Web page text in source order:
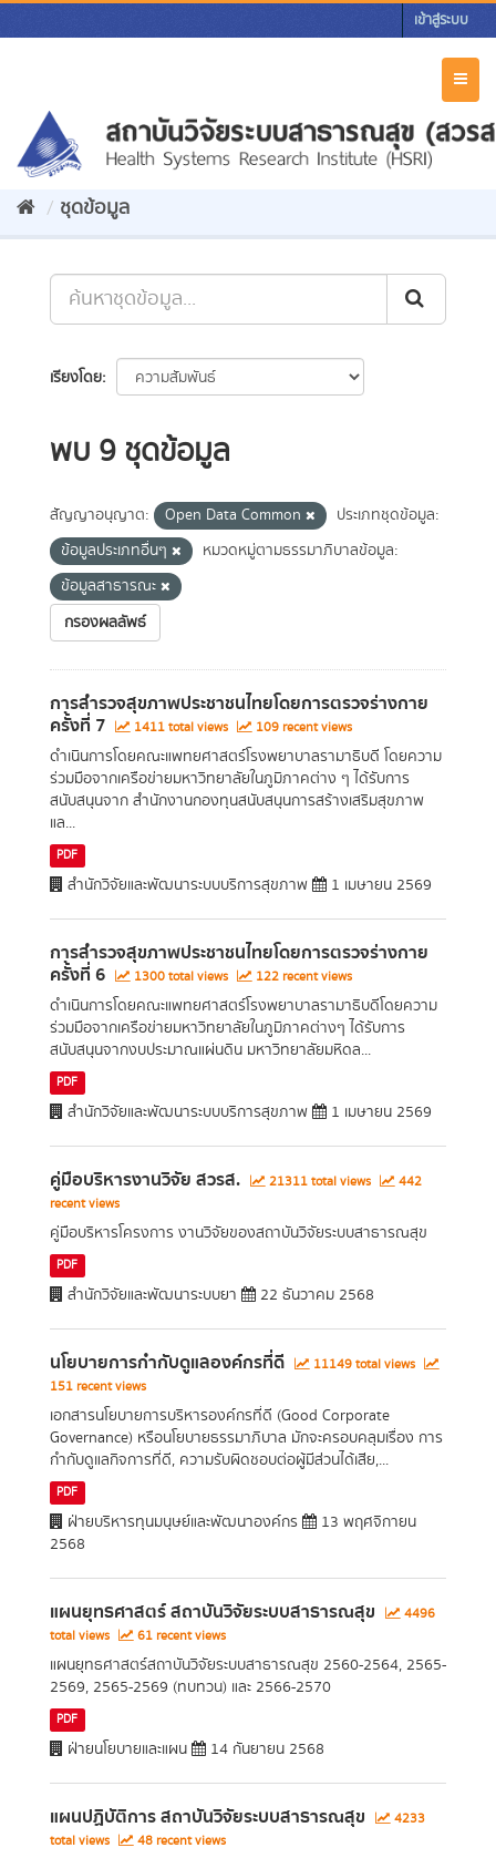
Skip
to
เข้าสู่ระบบ
ชุดข้อมูล
เรียงโดย
พบ 9 ชุดข้อมูล
สัญญาอนุญาต: Open Data Common
ประเภทชุดข้อมูล:
ข้อมูลประเภทอื่นๆ
หมวดหมู่ตามธรรมาภิบาลข้อมูล:
ข้อมูลสาธารณะ
กรองผลลัพธ์
การสำรวจสุขภาพประชาชนไทยโดยการตรวจร่างกาย
ครั้งที่ 7 1411 total views 109 recent views
ดำเนินการโดยคณะแพทยศาสตร์โรงพยาบาลรามาธิบดี โดยความ
ร่วมมือจากเครือข่ายมหาวิทยาลัยในภูมิภาคต่าง ๆ ได้รับการ
สนับสนุนจาก สำนักงานกองทุนสนับสนุนการสร้างเสริมสุขภาพ
แล...
PDF
สำนักวิจัยและพัฒนาระบบบริการสุขภาพ 1 เมษายน 2569
การสำรวจสุขภาพประชาชนไทยโดยการตรวจร่างกาย
ครั้งที่ 6 1300 total views 122 recent views
ดำเนินการโดยคณะแพทยศาสตร์โรงพยาบาลรามาธิบดีโดยความ
ร่วมมือจากเครือข่ายมหาวิทยาลัยในภูมิภาคต่างๆ ได้รับการ
สนับสนุนจากงบประมาณแผ่นดิน มหาวิทยาลัยมหิดล...
PDF
สำนักวิจัยและพัฒนาระบบบริการสุขภาพ 1 เมษายน 2569
คู่มือบริหารงานวิจัย สวรส. 21311 total views
442
recent views
คู่มือบริหารโครงการ งานวิจัยของสถาบันวิจัยระบบสาธารณสุข
PDF
สำนักวิจัยและพัฒนาระบบยา 22 ธันวาคม 2568
นโยบายการกำกับดูแลองค์กรที่ดี
11149 total views
151 recent views
เอกสารนโยบายการบริหารองค์กรที่ดี (Good Corporate
Governance) หรือนโยบายธรรมาภิบาล มักจะครอบคลุมเรื่อง การ
กำกับดูแลกิจการที่ดี, ความรับผิดชอบต่อผู้มีส่วนได้เสีย,...
PDF
ฝ่ายบริหารทุนมนุษย์และพัฒนาองค์กร
13 พฤศจิกายน
2568
แผนยุทธศาสตร์ สถาบันวิจัยระบบสาธารณสุข
4496
total views
61 recent views
แผนยุทธศาสตร์สถาบันวิจัยระบบสาธารณสุข 2560-2564, 2565-
2569, 2565-2569 (ทบทวน) และ 2566-2570
PDF
ฝ่ายนโยบายและแผน 14 กันยายน 2568
แผนปฏิบัติการ สถาบันวิจัยระบบสาธารณสุข
4233
total views
48 recent views